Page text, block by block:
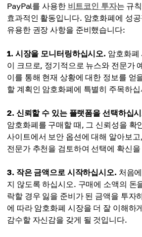
PayPal를 사용한 비트코인 투자는 규
효과적인 활동입니다. 암호화폐에 성
유용한 권장 사항을 준비했습니다:
1. 시장을 모니터링하십시오. 암호화폐
이 크므로, 정기적으로 뉴스와 전문가
이를 통해 현재 상황에 대한 정보를 얻
할 계획인 암호화폐에 특별히 주목하
2. 신뢰할 수 있는 플랫폼을 선택하십
암호화폐를 구매할 때, 그 신뢰성을 확
사이트에서 보안 옵션에 대해 알아보
전문가 추천을 검토하여 선택에 확신
3. 작은 금액으로 시작하십시오. 처음
지 않도록 하십시오. 구매에 소액의 돈
락할 경우 잃을 준비가 된 금액을 투자
에 따라 암호화폐 시장을 더 잘 이해하
감수할 자신감을 갖게 될 것입니다.